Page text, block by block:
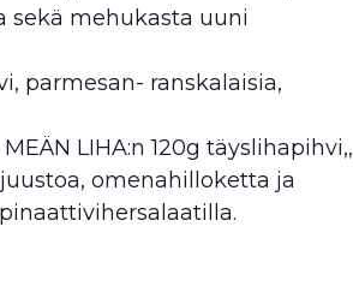
sekä mehukasta uuni
parmesan- ranskalaisia,
LIHA:n 120g täyslihapihvi,,
omenahilloketta ja